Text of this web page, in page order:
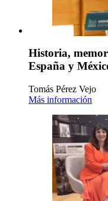
Historia,
España y
Tomás Pérez Vejo
Más información